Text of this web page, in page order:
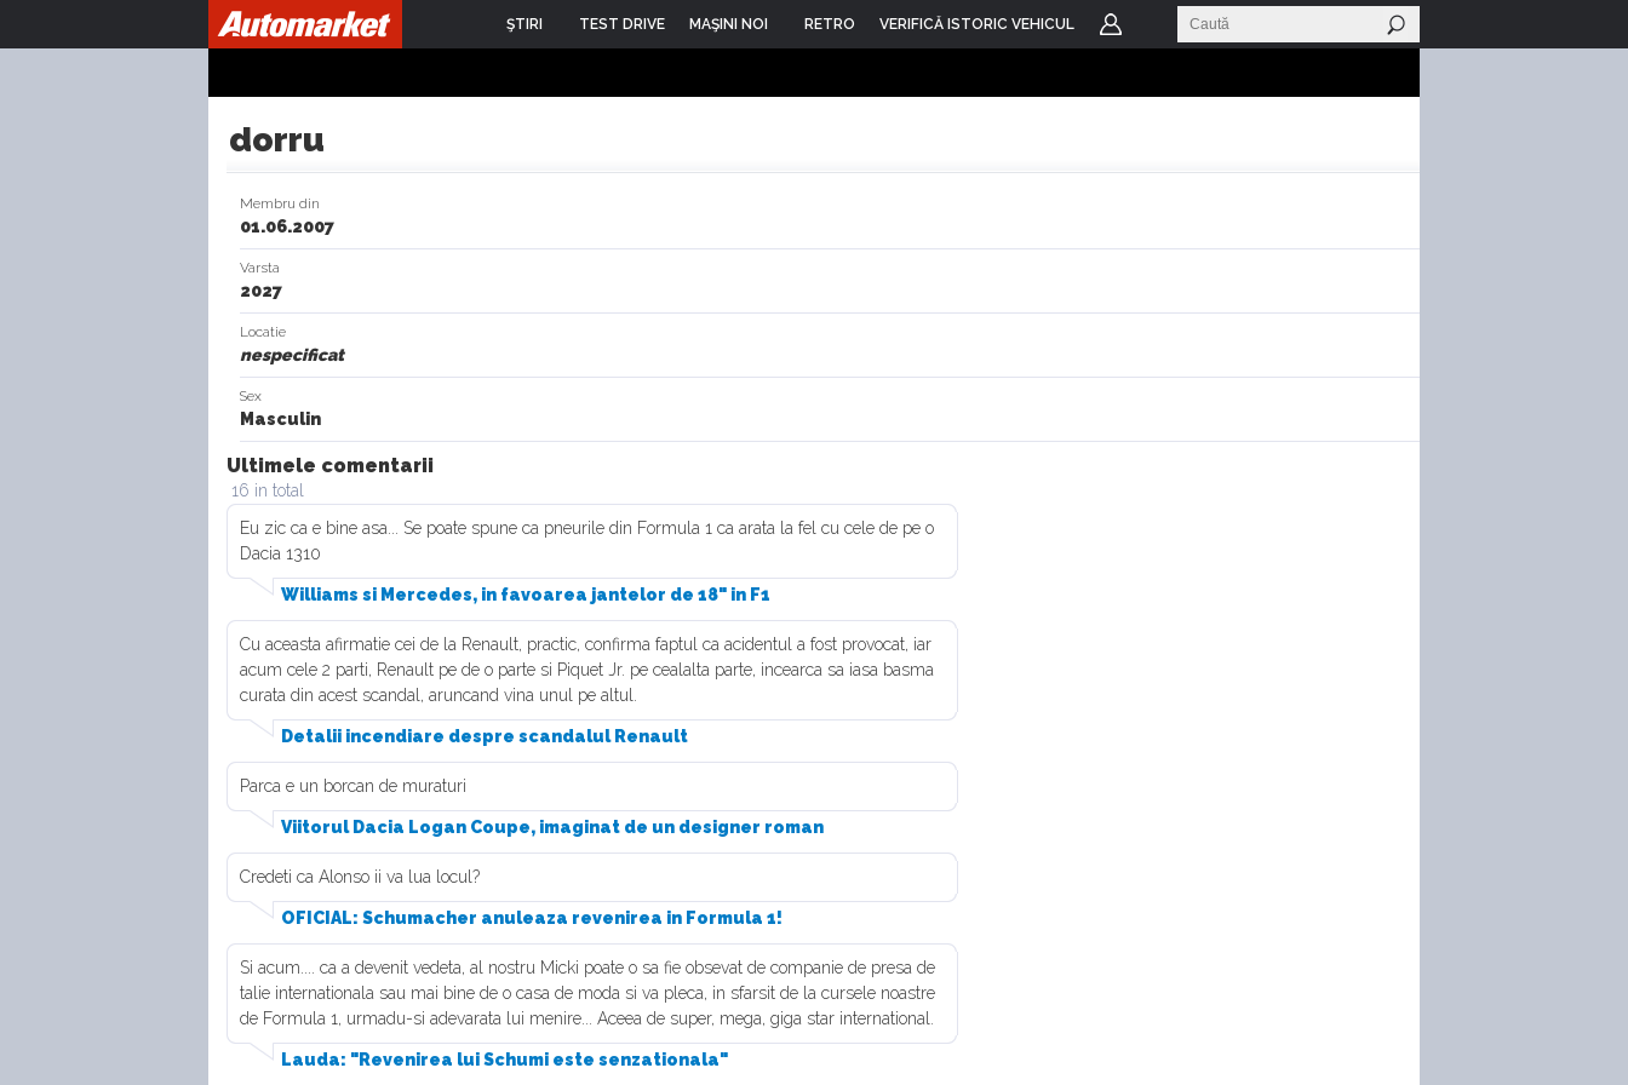
ŞTIRI TEST DRIVE MAŞINI NOI RETRO VERIFICĂ ISTORIC VEHICUL
dorru
Membru din
01.06.2007
Varsta
2027
Locatie
nespecificat
Sex
Masculin
Ultimele comentarii
16 in total
Eu zic ca e bine asa... Se poate spune ca pneurile din Formula 1 ca arata la fel cu cele de pe o
Dacia 1310
Williams si Mercedes, in favoarea jantelor de 18" in F1
Cu aceasta afirmatie cei de la Renault, practic, confirma faptul ca acidentul a fost provocat, iar
acum cele 2 parti, Renault pe de o parte si Piquet Jr. pe cealalta parte, incearca sa iasa basma
curata din acest scandal, aruncand vina unul pe altul.
Detalii incendiare despre scandalul Renault
Parca e un borcan de muraturi
Viitorul Dacia Logan Coupe, imaginat de un designer roman
Credeti ca Alonso ii va lua locul?
OFICIAL: Schumacher anuleaza revenirea in Formula 1!
Si acum.... ca a devenit vedeta, al nostru Micki poate o sa fie obsevat de companie de presa de
talie internationala sau mai bine de o casa de moda si va pleca, in sfarsit de la cursele noastre
de Formula 1, urmadu-si adevarata lui menire... Aceea de super, mega, giga star international.
Lauda: "Revenirea lui Schumi este senzationala"